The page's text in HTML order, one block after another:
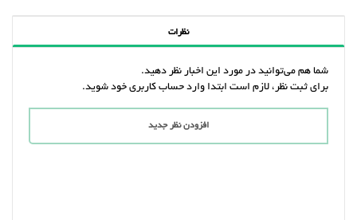
نظرات
شما هم می‌توانید در مورد این اخبار نظر دهید.
برای ثبت نظر، لازم است ابتدا وارد حساب کاربری خود شوید.
افزودن نظر جدید